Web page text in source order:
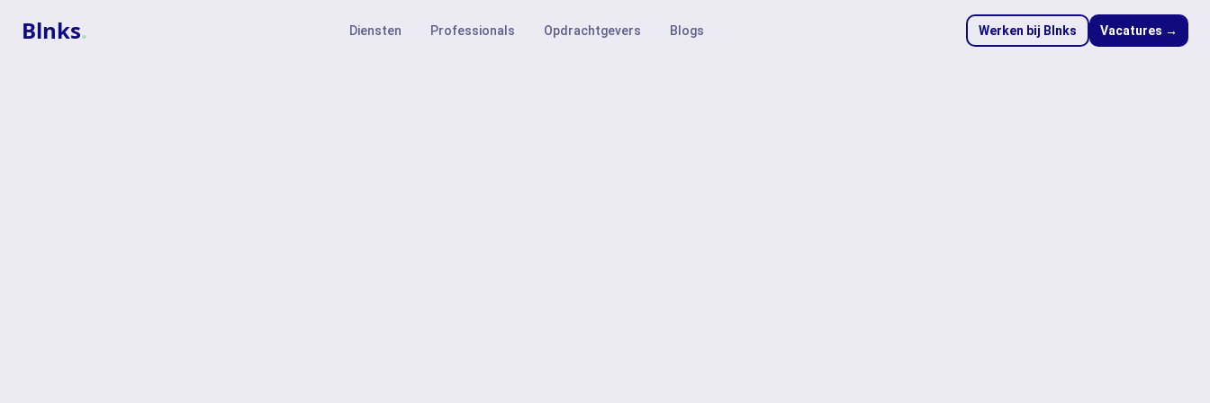
Blnks. Diensten Professionals Opdrachtgevers Blogs Werken bij Blnks Vacatures →